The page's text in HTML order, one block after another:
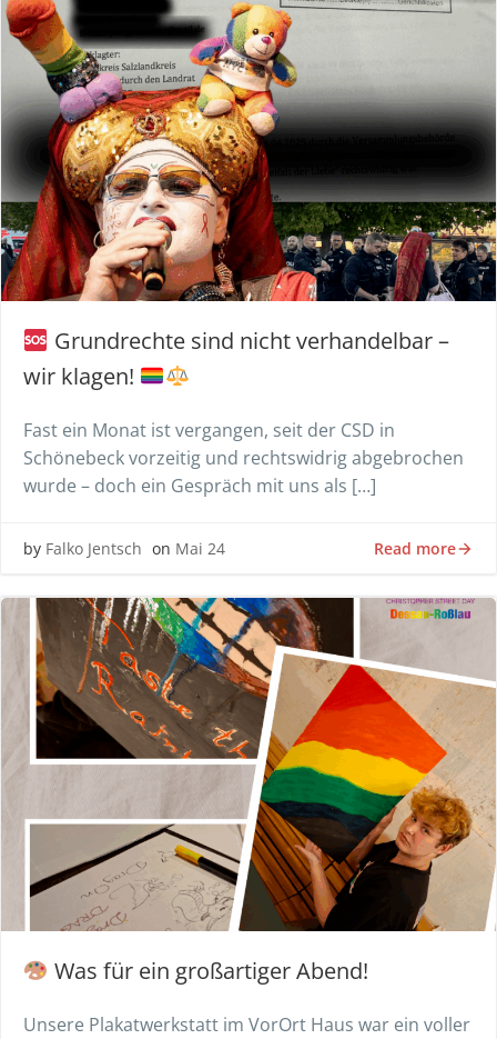
Grundrechte sind nicht verhandelbar –
wir klagen!
Fast ein Monat ist vergangen, seit der CSD in
Schönebeck vorzeitig und rechtswidrig abgebrochen
wurde – doch ein Gespräch mit uns als […]
by Falko Jentsch on Mai 24 Read more
Was für ein großartiger Abend!
Unsere Plakatwerkstatt im VorOrt Haus war ein voller